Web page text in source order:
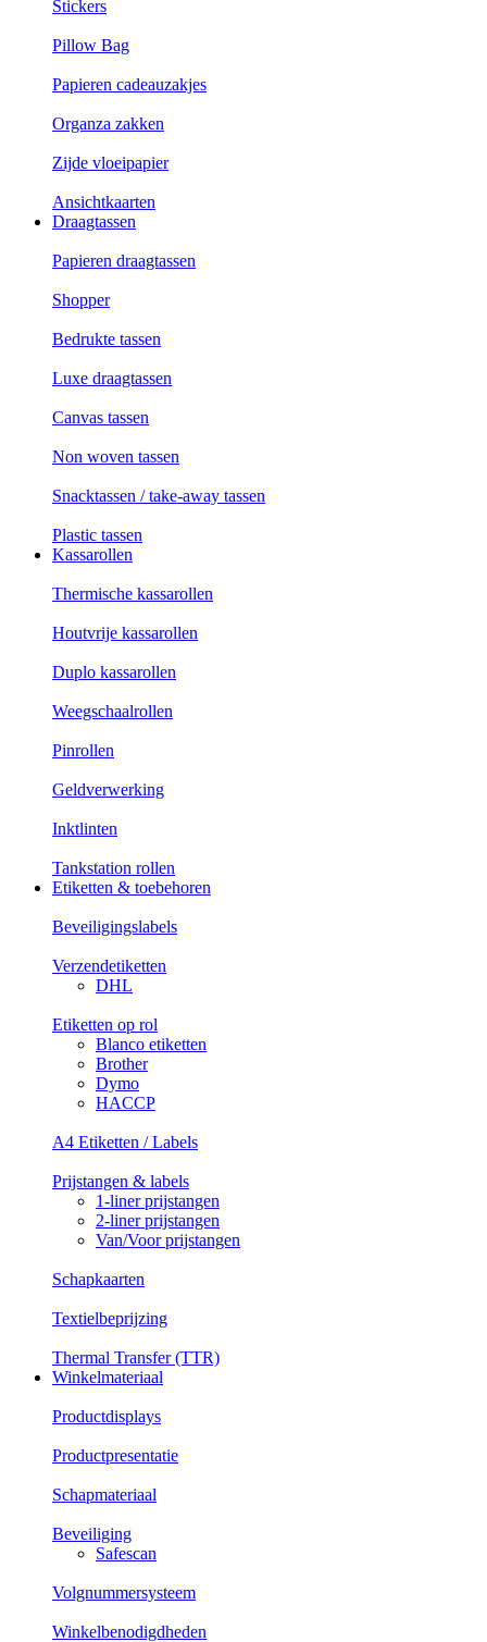
Stickers
Pillow Bag
Papieren cadeauzakjes
Organza zakken
Zijde vloeipapier
Ansichtkaarten
Draagtassen
Papieren draagtassen
Shopper
Bedrukte tassen
Luxe draagtassen
Canvas tassen
Non woven tassen
Snacktassen / take-away tassen
Plastic tassen
Kassarollen
Thermische kassarollen
Houtvrije kassarollen
Duplo kassarollen
Weegschaalrollen
Pinrollen
Geldverwerking
Inktlinten
Tankstation rollen
Etiketten & toebehoren
Beveiligingslabels
Verzendetiketten
DHL
Etiketten op rol
Blanco etiketten
Brother
Dymo
HACCP
A4 Etiketten / Labels
Prijstangen & labels
1-liner prijstangen
2-liner prijstangen
Van/Voor prijstangen
Schapkaarten
Textielbeprijzing
Thermal Transfer (TTR)
Winkelmateriaal
Productdisplays
Productpresentatie
Schapmateriaal
Beveiliging
Safescan
Volgnummersysteem
Winkelbenodigdheden